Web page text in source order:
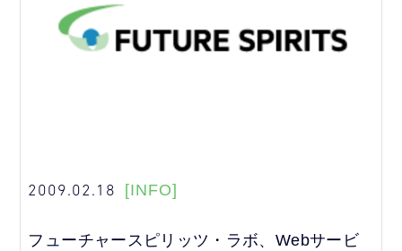
2009.02.18 [INFO]
フューチャースピリッツ・ラボ、Webサービ